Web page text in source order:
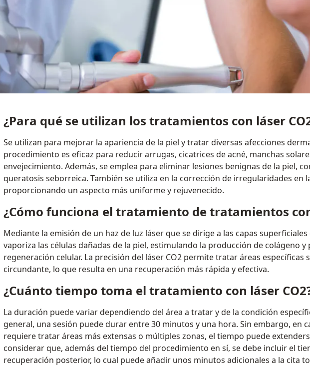
¿Para qué se utilizan los tratamientos con láser
Se utilizan para mejorar la apariencia de la piel y tratar diversas afecciones
procedimiento es eficaz para reducir arrugas, cicatrices de acné, manchas
envejecimiento. Además, se emplea para eliminar lesiones benignas de la piel,
queratosis seborreica. También se utiliza en la corrección de irregularidades en
proporcionando un aspecto más uniforme y rejuvenecido.
¿Cómo funciona el tratamiento de tratamientos
Mediante la emisión de un haz de luz láser que se dirige a las capas superficiales
vaporiza las células dañadas de la piel, estimulando la producción de colágeno
regeneración celular. La precisión del láser CO2 permite tratar áreas específicas
circundante, lo que resulta en una recuperación más rápida y efectiva.
¿Cuánto tiempo toma el tratamiento con láser
La duración puede variar dependiendo del área a tratar y de la condición
general, una sesión puede durar entre 30 minutos y una hora. Sin embargo, en
requiere tratar áreas más extensas o múltiples zonas, el tiempo puede
considerar que, además del tiempo del procedimiento en sí, se debe incluir el
recuperación posterior, lo cual puede añadir unos minutos adicionales a la cita